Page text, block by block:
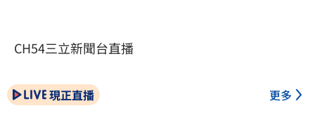
CH54三立新聞台直播
現正直播 更多